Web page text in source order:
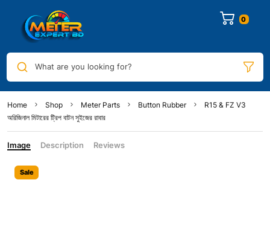
0
What are you looking for?
Home Shop Meter Parts Button Rubber
R15 & FZ V3
অরিজিনাল মিটারের ট্রিপ বাটন সুইজের রাবার
Image Description Reviews
Sale